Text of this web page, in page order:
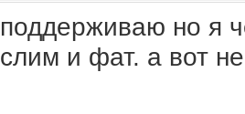
поддерживаю но я
слим и фат. а вот